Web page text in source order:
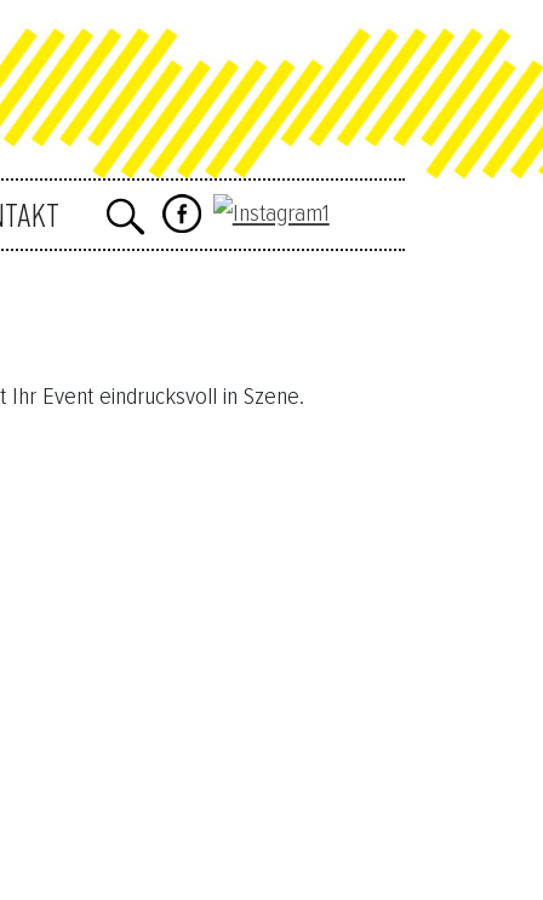
Event eindrucksvoll in Szene.